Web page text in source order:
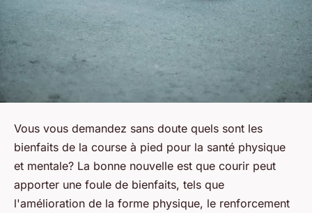
Vous vous demandez sans doute quels sont les
bienfaits de la course à pied pour la santé physique
et mentale? La bonne nouvelle est que courir peut
apporter une foule de bienfaits, tels que
l'amélioration de la forme physique, le renforcement